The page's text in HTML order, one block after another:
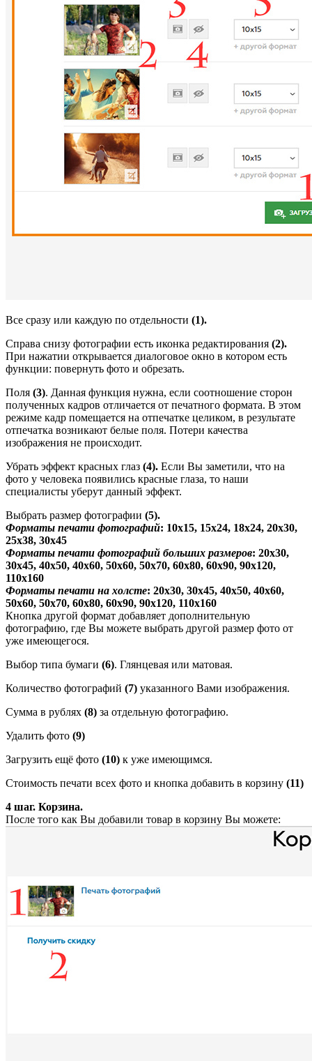
Все сразу или каждую по отдельности (1).
Справа снизу фотографии есть иконка редактирования (2).
При нажатии открывается диалоговое окно в котором есть
функции: повернуть фото и обрезать.
Поля (3). Данная функция нужна, если соотношение сторон
полученных кадров отличается от печатного формата. В этом
режиме кадр помещается на отпечатке целиком, в результате
отпечатка возникают белые поля. Потери качества
изображения не происходит.
Убрать эффект красных глаз (4). Если Вы заметили, что на
фото у человека появились красные глаза, то наши
специалисты уберут данный эффект.
Выбрать размер фотографии (5).
Форматы печати фотографий: 10x15, 15x24, 18x24, 20x30,
25x38, 30x45
Форматы печати фотографий больших размеров: 20x30,
30x45, 40x50, 40x60, 50x60, 50x70, 60x80, 60x90, 90x120,
110x160
Форматы печати на холсте: 20x30, 30x45, 40x50, 40x60,
50x60, 50x70, 60x80, 60x90, 90x120, 110x160
Кнопка другой формат добавляет дополнительную
фотографию, где Вы можете выбрать другой размер фото от
уже имеющегося.
Выбор типа бумаги (6). Глянцевая или матовая.
Количество фотографий (7) указанного Вами изображения.
Сумма в рублях (8) за отдельную фотографию.
Удалить фото (9)
Загрузить ещё фото (10) к уже имеющимся.
Стоимость печати всех фото и кнопка добавить в корзину (11)
4 шаг. Корзина.
После того как Вы добавили товар в корзину Вы можете: